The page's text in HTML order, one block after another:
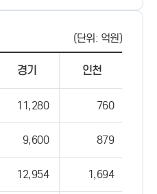
(단위: 억원)
경기 인천
11,280 760
9,600 879
12,954 1,694